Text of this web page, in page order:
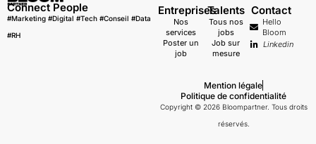
Connect People
#Marketing #Digital #Tech #Conseil #Data
#RH
Entreprises
Nos
services
Poster un
job
Talents
Tous nos
jobs
Job sur
mesure
Contact
Hello
Bloom
Linkedin
Mention légale
Politique de confidentialité
Copyright © 2026 Bloompartner. Tous droits
réservés.